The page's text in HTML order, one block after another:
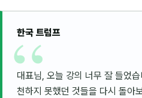
한국 트럼프
대표님, 오늘 강의 너무 잘 들었
천하지 못했던 것들을 다시 돌아